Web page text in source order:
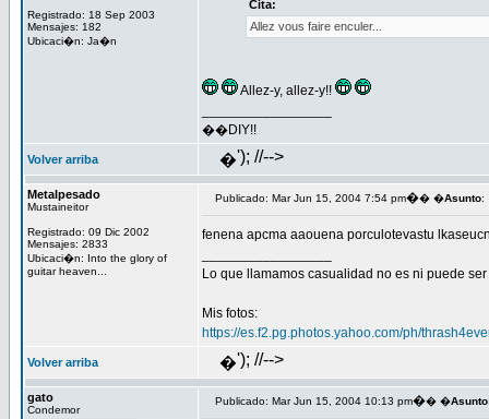
Registrado: 18 Sep 2003
Mensajes: 182
Ubicaci�n: Ja�n
Cita:
Allez vous faire enculer...
Allez-y, allez-y!!
��DIY!!
Volver arriba �'); //-->
Metalpesado
Mustaineitor
Registrado: 09 Dic 2002
Mensajes: 2833
Ubicaci�n: Into the glory of
guitar heaven...
Publicado: Mar Jun 15, 2004 7:54 pm�� �Asunto:
fenena apcma aaouena porculotevastu
Lo que llamamos casualidad no es ni puede
Mis fotos:
https://es.f2.pg.photos.yahoo.com/ph/
Volver arriba �'); //-->
gato
Condemor
Publicado: Mar Jun 15, 2004 10:13 pm�� �Asunto